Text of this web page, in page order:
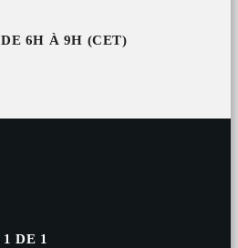
6H À 9H (CET)
DE 1